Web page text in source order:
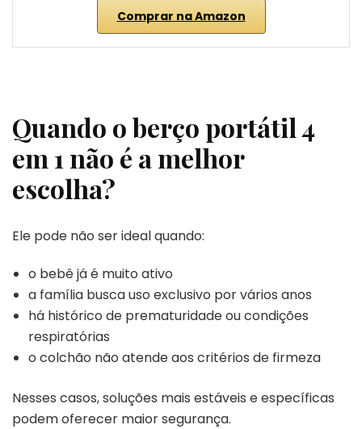
Comprar na Amazon
Quando o berço portátil 4
em 1 não é a melhor
escolha?
Ele pode não ser ideal quando:
o bebê já é muito ativo
a família busca uso exclusivo por vários anos
há histórico de prematuridade ou condições
respiratórias
o colchão não atende aos critérios de firmeza
Nesses casos, soluções mais estáveis e específicas
podem oferecer maior segurança.